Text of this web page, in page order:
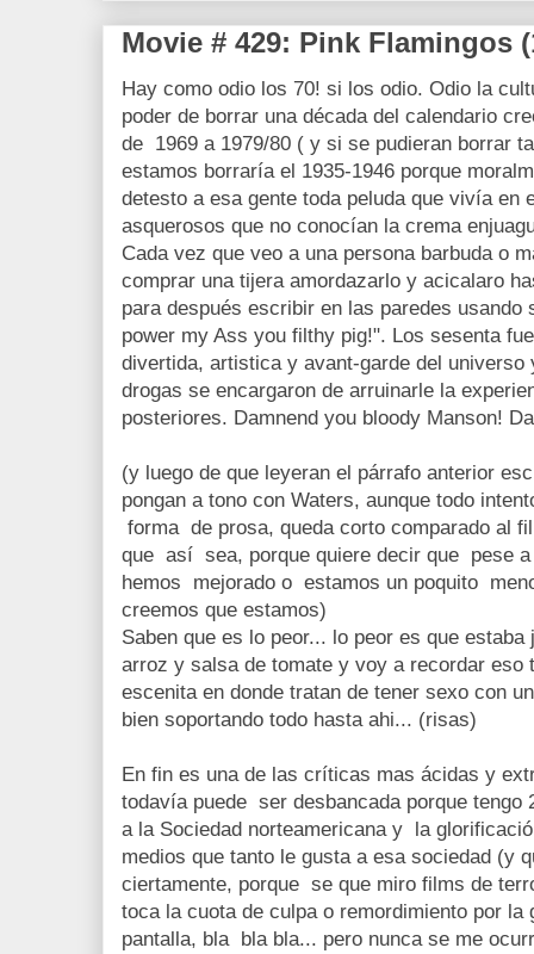
Movie # 429: Pink Flamingos
Hay como odio los 70! si los odio. Odio la
poder de borrar una década del calendario
de 1969 a 1979/80 ( y si se pudieran borrar
estamos borraría el 1935-1946 porque
detesto a esa gente toda peluda que vivía en
asquerosos que no conocían la crema
Cada vez que veo a una persona barbuda o
comprar una tijera amordazarlo y acicalaro
para después escribir en las paredes
power my Ass you filthy pig!". Los sesenta
divertida, artistica y avant-garde del
drogas se encargaron de arruinarle la
posteriores. Damnend you bloody Manson!
(y luego de que leyeran el párrafo anterior
pongan a tono con Waters, aunque todo
forma de prosa, queda corto comparado al
que así sea, porque quiere decir que pese
hemos mejorado o estamos un poquito
creemos que estamos)
Saben que es lo peor... lo peor es que
arroz y salsa de tomate y voy a recordar eso
escenita en donde tratan de tener sexo con
bien soportando todo hasta ahi... (risas)
En fin es una de las críticas mas ácidas y
todavía puede ser desbancada porque
a la Sociedad norteamericana y la
medios que tanto le gusta a esa sociedad (y
ciertamente, porque se que miro films de
toca la cuota de culpa o remordimiento por
pantalla, bla bla bla... pero nunca se me